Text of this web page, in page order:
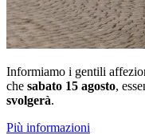
Informiamo i gentili
che sabato 15 agosto,
svolgerà.
Più informazioni